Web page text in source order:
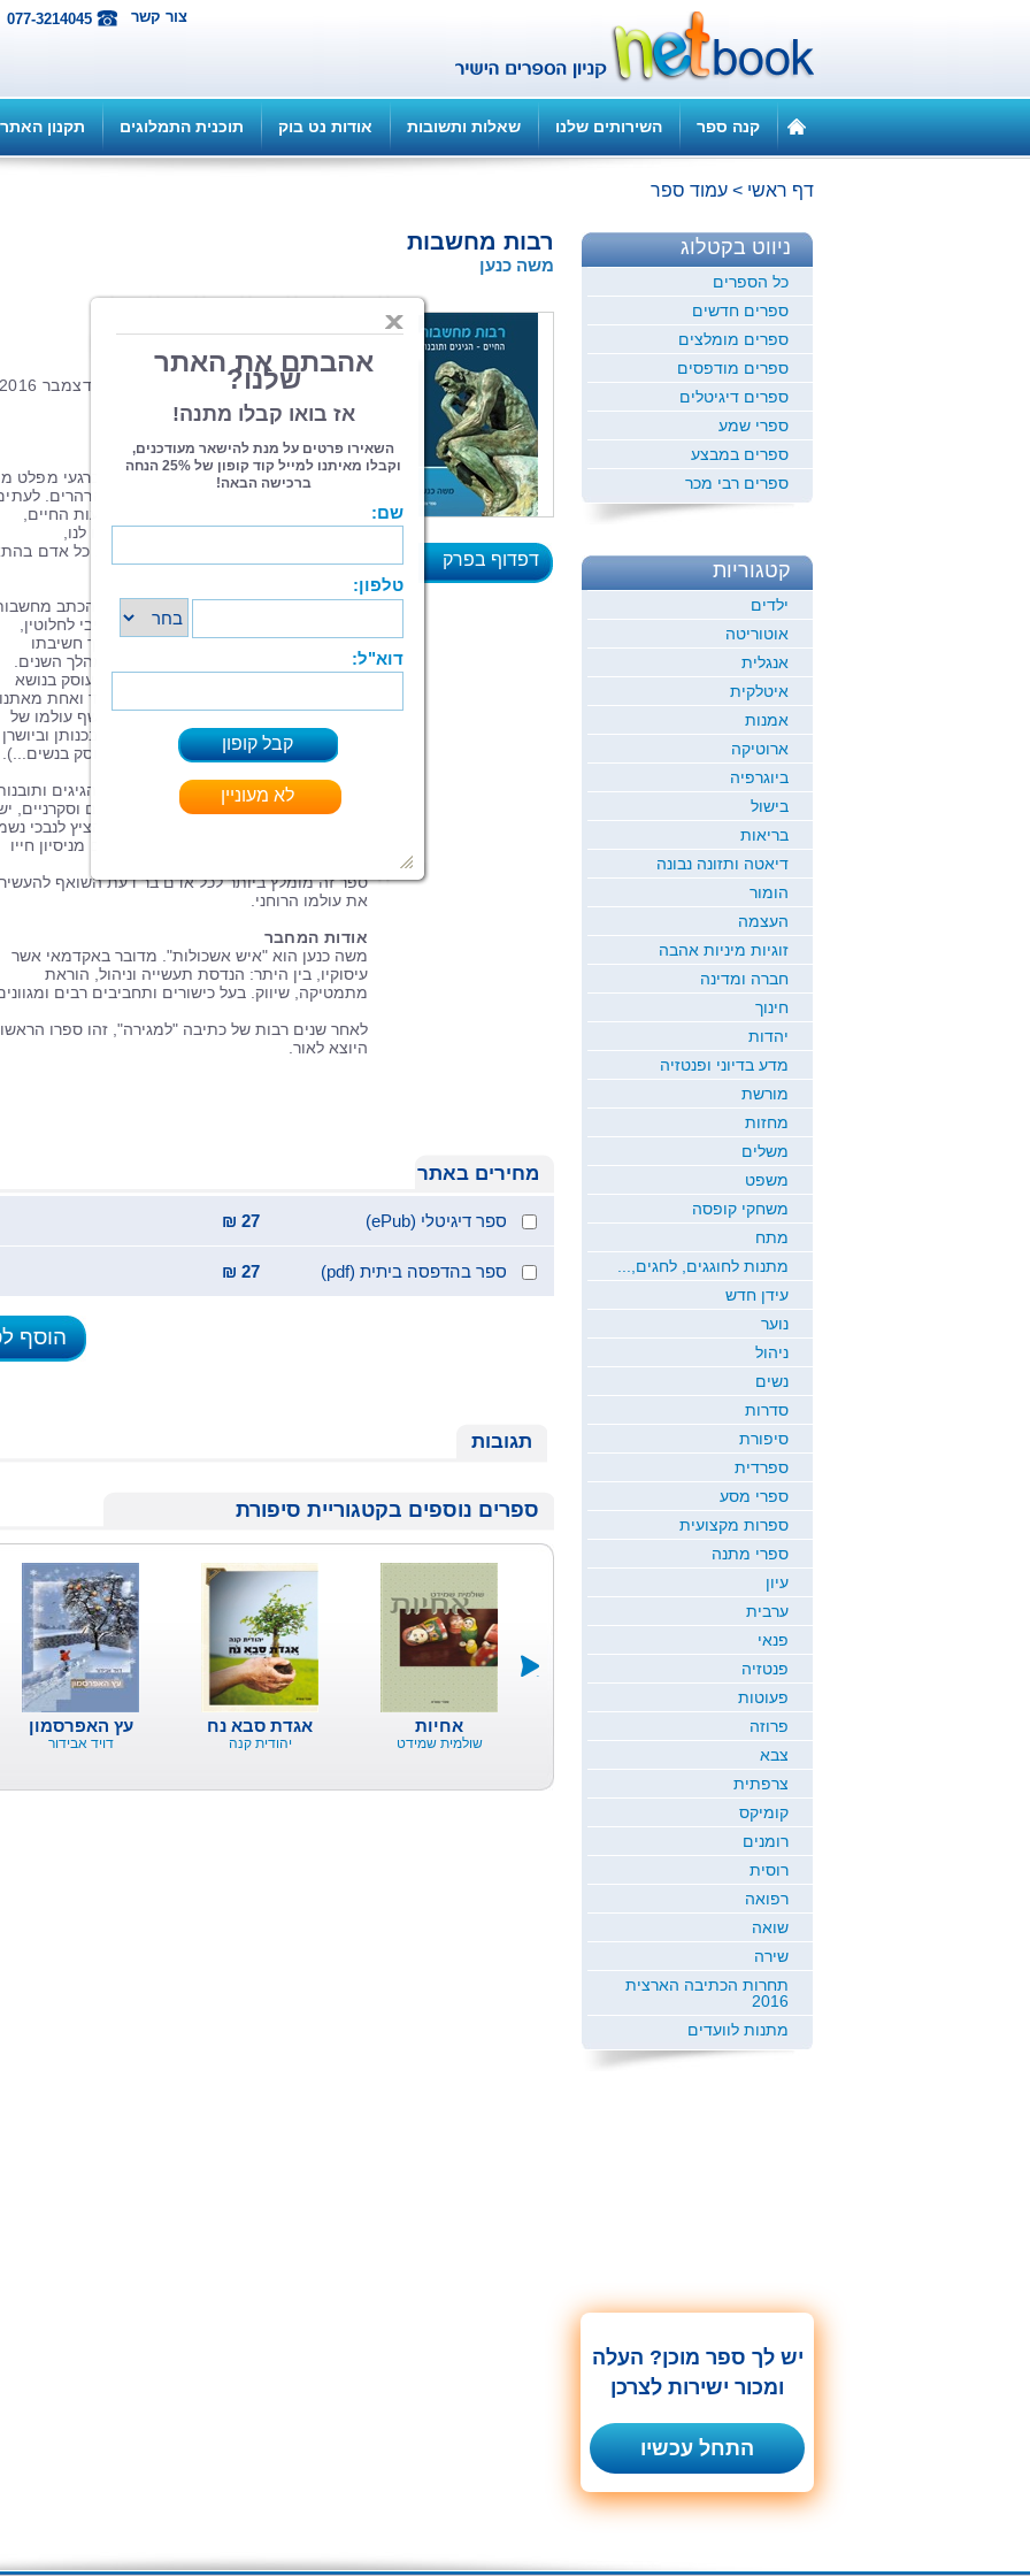
077-3214045 צור קשר
קנה ספר השירותים שלנו שאלות ותשובות אודות נט בוק תוכנית התמלוגים תקנון האתר
דף ראשי > עמוד ספר
רבות מחשבות
משה כנען
דפדוף בפרק
הקישו לכתבה על הספר ברינונים
אכן, רבות מחשבות...
כולנו, בעיקר בשעת רגיעה, לפני השינה, ברגעי מפלט
המרוץ המטורף של החיים, בדרך כלל מהרהרים.
אלה הגיגים פילוסופיים על מהות ומשמעות החיים,
ולעתים מחשבות על אירועים שונים שקרו לנו,
שבעקבותיהן אנו מגיעים לתובנות שונות. כל אדם
לדרך מחשבתו הייחודית.
בספר שלפנינו מנסה המחבר להעלות על הכתב
הגיגים ותובנות על החיים באופן סובייקטיבי לחלוטין,
הקשורים הן לניסיון חייו ומהלכם, והן לדרך חשיבתו
(המקורית במידה רבה) אשר נוצקה בו במהלך השנים.
הספר מכיל שבעה פרקים, כאשר כל פרק עוסק בנושא
הקשור באופן משמעותי לחיים של כל אחד ואחת
עלילת הספר זורמת בשטף, ובמהלכה נחשף עולמו של
הכותב באמצעות הבעת דעות מפתיעות בכנותן וביושרן
האינטלקטואלי (חכו עד שתגיעו לפרק העוסק בנשים...).
במסגרת הספר נפרשת מניפה רחבה של הגיגים
המעוררים עניין והזדהות. כיצורים תבוניים וסקרניים,
כאן הזדמנות לטעום מ"הפרי האסור", ולהציץ לנבכי
של האחר – ואולי אף ללמוד דבר או שניים מניסיון חייו
ספר זה מומלץ ביותר לכל אדם בר דעת השואף להעשיר
את עולמו הרוחני.
אודות המחבר
משה כנען הוא "איש אשכולות". מדובר באקדמאי אשר
עיסוקיו, בין היתר: הנדסת תעשייה וניהול, הוראת
מתמטיקה, שיווק. בעל כישורים ותחביבים רבים
לאחר שנים רבות של כתיבה "למגירה", זהו ספרו
היוצא לאור.
מחירים באתר
ספר דיגיטלי (ePub) 27 ₪
ספר בהדפסה ביתית (pdf) 27 ₪
הוסף
תגובות
ספרים נוספים בקטגוריית סיפורת
עץ האפרסמון
דויד אבידור
אגדת סבא נח
יהודית קנה
אחיות
שולמית שמידט
מהר...
במדרגות
החיים
דני ריטמן
ניווט בקטלוג
כל הספרים
ספרים חדשים
ספרים מומלצים
ספרים מודפסים
ספרים דיגיטלים
ספרי שמע
ספרים במבצע
ספרים רבי מכר
קטגוריות
ילדים
אוטוריטה
אנגלית
איטלקית
אמנות
ארוטיקה
ביוגרפיה
בישול
בריאות
דיאטה ותזונה נבונה
הומור
העצמה
זוגיות מיניות אהבה
חברה ומדינה
חינוך
יהדות
מדע בדיוני ופנטזיה
מורשת
מחזות
משלים
משפט
משחקי קופסה
מתח
מתנות לחוגגים, לחגים,...
עידן חדש
נוער
ניהול
נשים
סדרות
סיפורת
ספרדית
ספרי מסע
ספרות מקצועית
ספרי מתנה
עיון
ערבית
פנאי
פנטזיה
פעוטות
פרוזה
צבא
צרפתית
קומיקס
רומנים
רוסית
רפואה
שואה
שירה
תחרות הכתיבה הארצית
2016
מתנות לוועדים
יש לך ספר מוכן? העלה
ומכור ישירות לצרכן
התחל עכשיו